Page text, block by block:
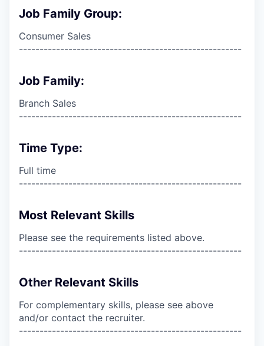
Job Family Group:
Consumer Sales
------------------------------------------------------
Job Family:
Branch Sales
------------------------------------------------------
Time Type:
Full time
------------------------------------------------------
Most Relevant Skills
Please see the requirements listed above.
------------------------------------------------------
Other Relevant Skills
For complementary skills, please see above
and/or contact the recruiter.
------------------------------------------------------